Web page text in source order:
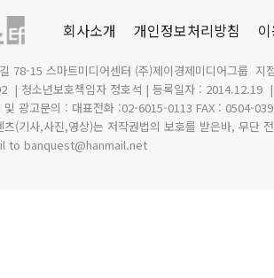
회사소개 개인정보처리방침
78-15 스마트미디어센터 (주)제이경제미디어그룹 지
| 청소년보호책임자 정호석 | 등록일자 : 2014.12.19
및 광고문의 : 대표전화 :02-6015-0113 FAX : 0504-
츠(기사,사진,영상)는 저작권법의 보호를 받은바, 무단
to banquest@hanmail.net